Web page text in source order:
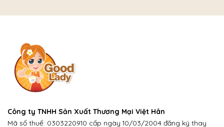
Công ty TNHH Sản Xuất Thương Mại Việt Hân
Mã số thuế: 0303220910 cấp ngày 10/03/2004 đăng ký thay